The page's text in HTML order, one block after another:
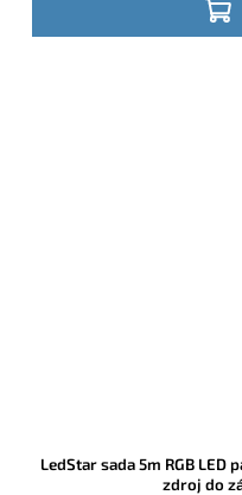
LedStar sada 5m RGB LED
zdroj do